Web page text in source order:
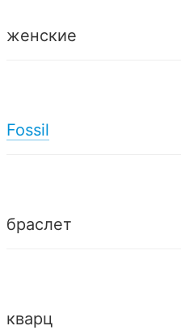
женские
Fossil
браслет
кварц